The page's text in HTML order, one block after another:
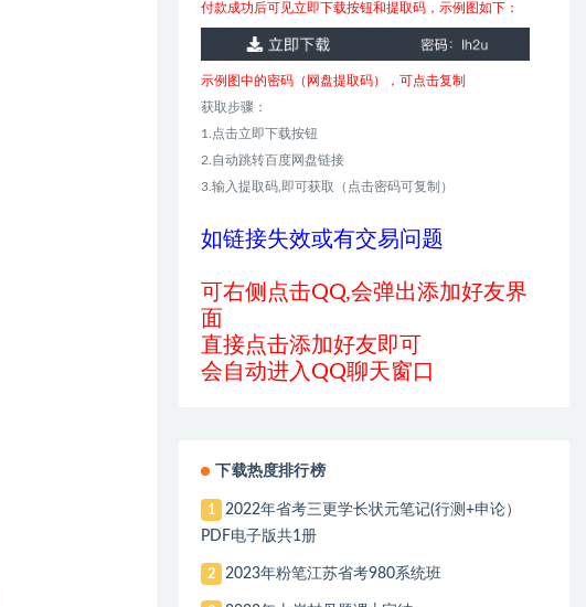
付款成功后可见立即下载按钮和提取码，示例图如下：
示例图中的密码（网盘提取码），可点击复制
获取步骤：
1.点击立即下载按钮
2.自动跳转百度网盘链接
3.输入提取码,即可获取（点击密码可复制）
如链接失效或有交易问题
可右侧点击QQ,会弹出添加好友界
面
直接点击添加好友即可
会自动进入QQ聊天窗口
下载热度排行榜
1
2022年省考三更学长状元笔记(行测+申论）
PDF电子版共1册
2 2023年粉笔江苏省考980系统班